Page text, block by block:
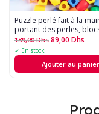
Puzzle perlé fait à la
portant des perles,
construction, éducation
précoce, forme
jouet de bracelet - 50pcs
139,00Dhs 89,00 Dhs
✓ En stock
Ajouter au panier